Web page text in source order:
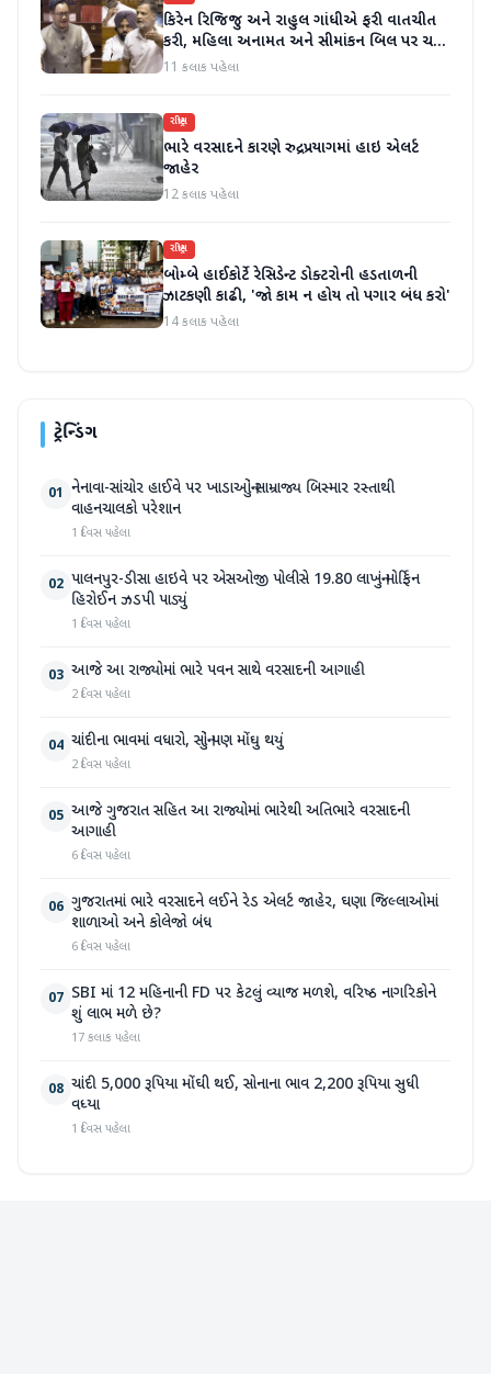
કિરેન રિજિજુ અને રાહુલ ગાંધીએ ફરી વાતચીત
કરી, મહિલા અનામત અને સીમાંકન બિલ પર ચર્ચા
કરી
11 કલાક પહેલા
રાષ્ટ્રીય
ભારે વરસાદને કારણે રુદ્રપ્રયાગમાં હાઇ એલર્ટ
જાહેર
12 કલાક પહેલા
રાષ્ટ્રીય
બોમ્બે હાઈકોર્ટે રેસિડેન્ટ ડોક્ટરોની હડતાળની
ઝાટકણી કાઢી, 'જો કામ ન હોય તો પગાર બંધ કરો'
14 કલાક પહેલા
ટ્રેન્ડિંગ
01 નેનાવા-સાંચોર હાઈવે પર ખાડાઓનું સામ્રાજ્ય બિસ્માર રસ્તાથી
વાહનચાલકો પરેશાન
1 દિવસ પહેલા
02 પાલનપુર-ડીસા હાઇવે પર એસઓજી પોલીસે 19.80 લાખનું મોર્ફિન
હિરોઈન ઝડપી પાડ્યું
1 દિવસ પહેલા
03 આજે આ રાજ્યોમાં ભારે પવન સાથે વરસાદની આગાહી
2 દિવસ પહેલા
04 ચાંદીના ભાવમાં વધારો, સોનું પણ મોંઘુ થયું
2 દિવસ પહેલા
05 આજે ગુજરાત સહિત આ રાજ્યોમાં ભારેથી અતિભારે વરસાદની
આગાહી
6 દિવસ પહેલા
06 ગુજરાતમાં ભારે વરસાદને લઈને રેડ એલર્ટ જાહેર, ઘણા જિલ્લાઓમાં
શાળાઓ અને કોલેજો બંધ
6 દિવસ પહેલા
07 SBI માં 12 મહિનાની FD પર કેટલું વ્યાજ મળશે, વરિષ્ઠ નાગરિકોને
શું લાભ મળે છે?
17 કલાક પહેલા
08 ચાંદી 5,000 રૂપિયા મોંઘી થઈ, સોનાના ભાવ 2,200 રૂપિયા સુધી
વધ્યા
1 દિવસ પહેલા